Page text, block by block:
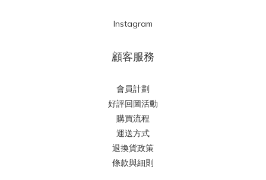
Instagram
顧客服務
會員計劃
好評回圖活動
購買流程
運送方式
退換貨政策
條款與細則